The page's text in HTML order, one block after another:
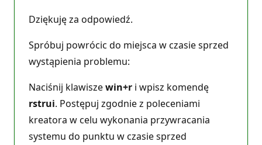
Dziękuję za odpowiedź.
Spróbuj powrócic do miejsca w czasie sprzed
wystąpienia problemu:
Naciśnij klawiszewin+r i wpisz komendę
rstrui. Postępuj zgodnie z poleceniami
kreatora w celu wykonania przywracania
systemu do punktu w czasie sprzed